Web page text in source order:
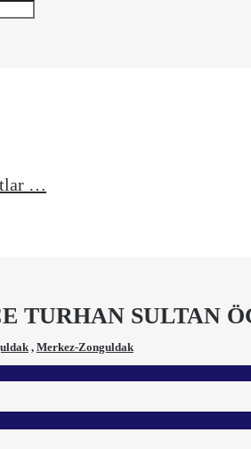
…
TURHAN SULTAN
, Merkez-Zonguldak